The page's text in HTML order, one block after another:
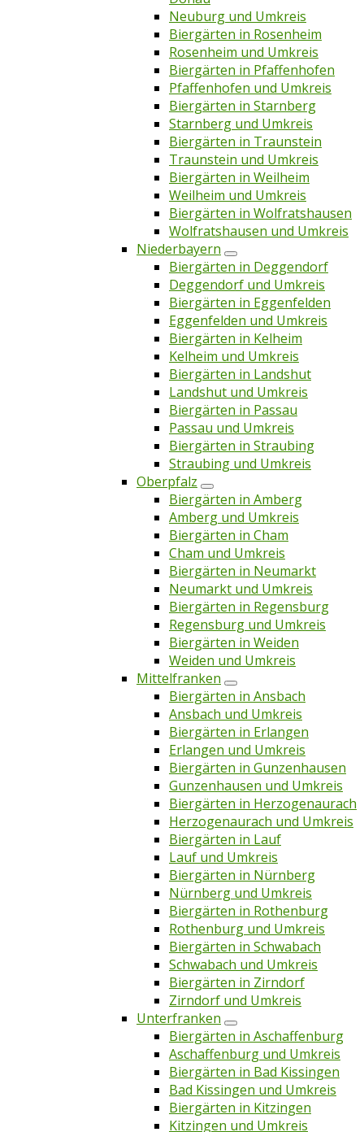
Neuburg und Umkreis
Biergärten in Rosenheim
Rosenheim und Umkreis
Biergärten in Pfaffenhofen
Pfaffenhofen und Umkreis
Biergärten in Starnberg
Starnberg und Umkreis
Biergärten in Traunstein
Traunstein und Umkreis
Biergärten in Weilheim
Weilheim und Umkreis
Biergärten in Wolfratshausen
Wolfratshausen und Umkreis
Niederbayern
Biergärten in Deggendorf
Deggendorf und Umkreis
Biergärten in Eggenfelden
Eggenfelden und Umkreis
Biergärten in Kelheim
Kelheim und Umkreis
Biergärten in Landshut
Landshut und Umkreis
Biergärten in Passau
Passau und Umkreis
Biergärten in Straubing
Straubing und Umkreis
Oberpfalz
Biergärten in Amberg
Amberg und Umkreis
Biergärten in Cham
Cham und Umkreis
Biergärten in Neumarkt
Neumarkt und Umkreis
Biergärten in Regensburg
Regensburg und Umkreis
Biergärten in Weiden
Weiden und Umkreis
Mittelfranken
Biergärten in Ansbach
Ansbach und Umkreis
Biergärten in Erlangen
Erlangen und Umkreis
Biergärten in Gunzenhausen
Gunzenhausen und Umkreis
Biergärten in Herzogenaurach
Herzogenaurach und Umkreis
Biergärten in Lauf
Lauf und Umkreis
Biergärten in Nürnberg
Nürnberg und Umkreis
Biergärten in Rothenburg
Rothenburg und Umkreis
Biergärten in Schwabach
Schwabach und Umkreis
Biergärten in Zirndorf
Zirndorf und Umkreis
Unterfranken
Biergärten in Aschaffenburg
Aschaffenburg und Umkreis
Biergärten in Bad Kissingen
Bad Kissingen und Umkreis
Biergärten in Kitzingen
Kitzingen und Umkreis